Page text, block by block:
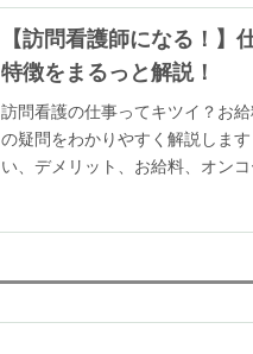
【訪問看護師になる！
特徴をまるっと解説！
訪問看護の仕事ってキツイ？お
の疑問をわかりやすく解説しま
い、デメリット、お給料、オン